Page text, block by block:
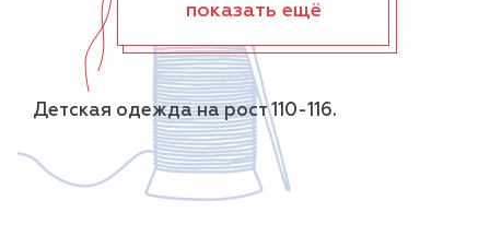
показать ещё
Детская одежда на рост 110-116.